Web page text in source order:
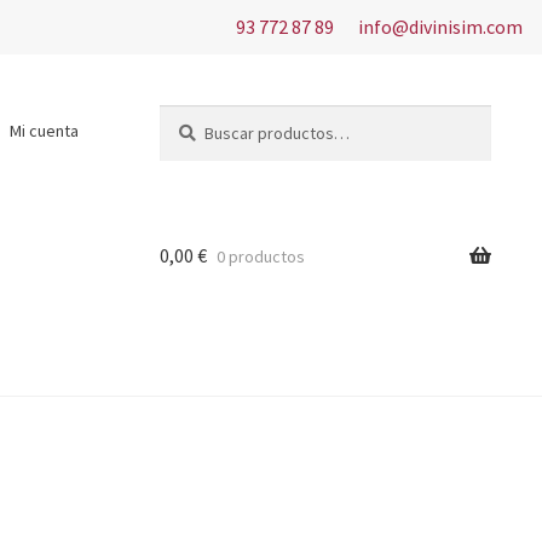
93 772 87 89 info@divinisim.com
Mi cuenta
por:
0,00€ 0 productos